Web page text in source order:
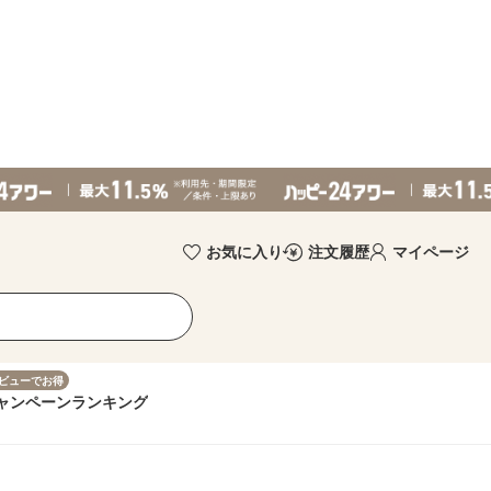
お気に入り 注文履歴 マイページ
ューでお得
ンペーンランキング